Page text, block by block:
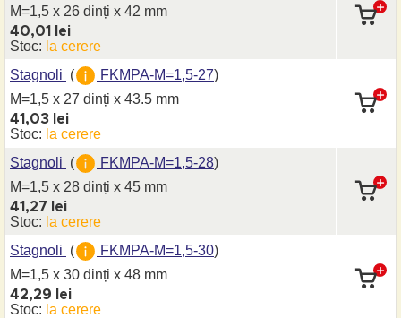
M=1,5 x 26 dinți x 42 mm
40,01 lei
Stoc: la cerere
Stagnoli ( FKMPA-M=1,5-27)
M=1,5 x 27 dinți x 43.5 mm
41,03 lei
Stoc: la cerere
Stagnoli ( FKMPA-M=1,5-28)
M=1,5 x 28 dinți x 45 mm
41,27 lei
Stoc: la cerere
Stagnoli ( FKMPA-M=1,5-30)
M=1,5 x 30 dinți x 48 mm
42,29 lei
Stoc: la cerere